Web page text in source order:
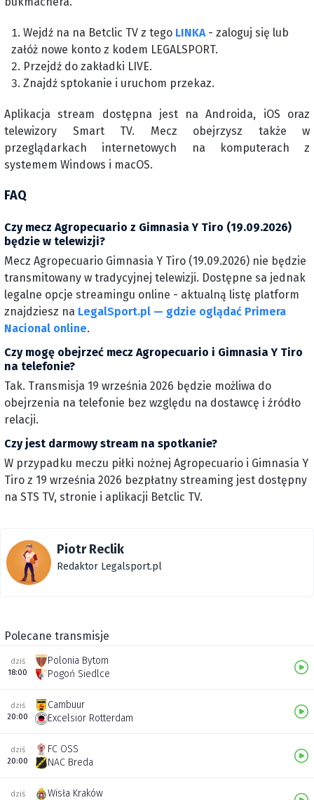
Wejdź na na Betclic TV z tego LINKA- zaloguj się lub
załóż nowe konto z kodem LEGALSPORT.
Przejdź do zakładki LIVE.
Znajdź sptokanie i uruchom przekaz.
Aplikacja stream dostępna jest na Androida, iOS oraz
telewizory Smart TV. Mecz obejrzysz także w
przeglądarkach internetowych na komputerach z
systemem Windows i macOS.
FAQ
Czy mecz Agropecuario z Gimnasia Y Tiro (19.09.2026)
będzie w telewizji?
Mecz Agropecuario Gimnasia Y Tiro (19.09.2026) nie będzie
transmitowany w tradycyjnej telewizji. Dostępne sa jednak
legalne opcje streamingu online - aktualną listę platform
znajdziesz na LegalSport.pl — gdzie oglądać Primera
Nacional online.
Czy mogę obejrzeć mecz Agropecuario i Gimnasia Y Tiro
na telefonie?
Tak. Transmisja 19 września 2026 będzie możliwa do
obejrzenia na telefonie bez względu na dostawcę i źródło
relacji.
Czy jest darmowy stream na spotkanie?
W przypadku meczu piłki nożnej Agropecuario i Gimnasia Y
Tiro z 19 września 2026 bezpłatny streaming jest dostępny
na STS TV, stronie i aplikacji Betclic TV.
Piotr Reclik
Redaktor Legalsport.pl
Polecane transmisje
dziś
18:00
Polonia Bytom
Pogoń Siedlce
dziś
20:00
Cambuur
Excelsior Rotterdam
dziś
20:00
FC OSS
NAC Breda
dziś
Wisła Kraków